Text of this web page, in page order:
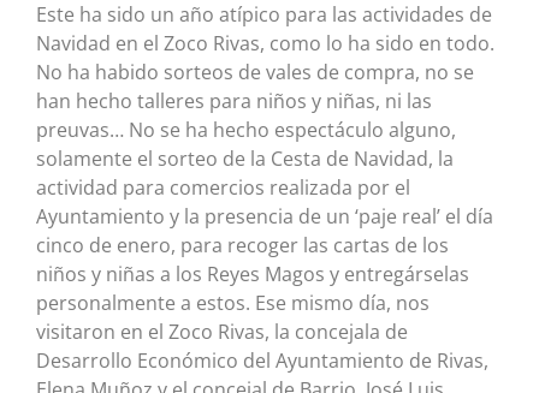
Este ha sido un año atípico para las actividades de
Navidad en el Zoco Rivas, como lo ha sido en todo.
No ha habido sorteos de vales de compra, no se
han hecho talleres para niños y niñas, ni las
preuvas… No se ha hecho espectáculo alguno,
solamente el sorteo de la Cesta de Navidad, la
actividad para comercios realizada por el
Ayuntamiento y la presencia de un ‘paje real’ el día
cinco de enero, para recoger las cartas de los
niños y niñas a los Reyes Magos y entregárselas
personalmente a estos. Ese mismo día, nos
visitaron en el Zoco Rivas, la concejala de
Desarrollo Económico del Ayuntamiento de Rivas,